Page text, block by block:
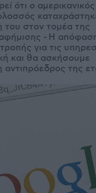
ότι ο αμερικανικός
του στον τομέα της
- Η
για τις
και θα ασκήσουμε
της